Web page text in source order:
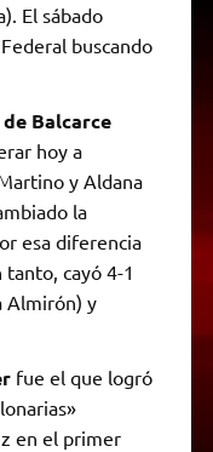
El sábado
buscando
Balcarce
hoy a
y Aldana
la
esa diferencia
tanto, cayó 4-1
Almirón) y
fue el que logró
en el primer